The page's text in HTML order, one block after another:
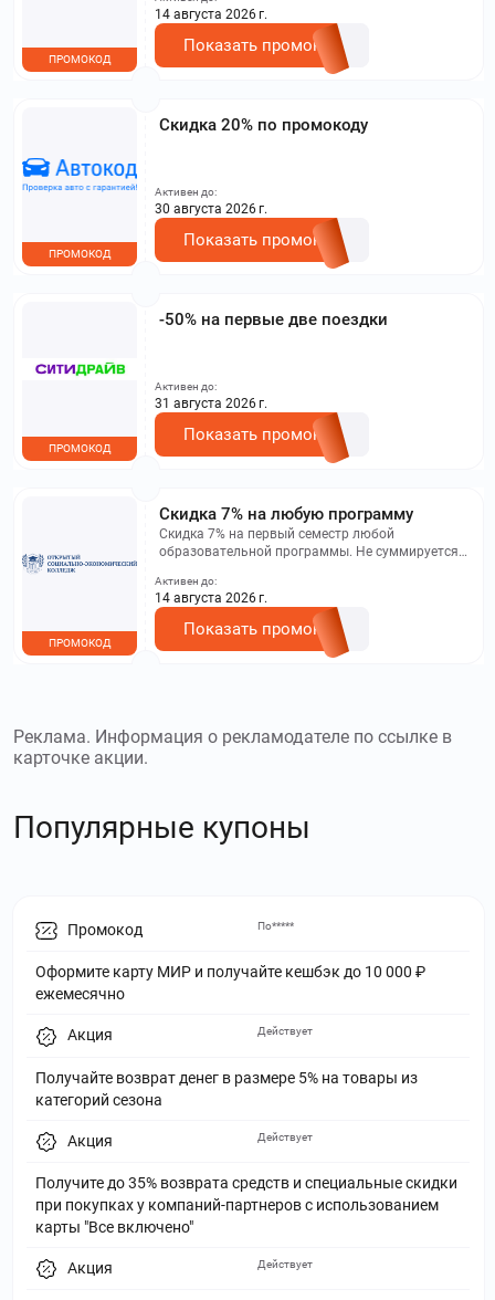
на сайте.
ПРОМОКОД
14 августа 2026 г.
Показать промокод
Скидка 20% по промокоду
ПРОМОКОД
Активен до:
30 августа 2026 г.
Показать промокод
-50% на первые две поездки
ПРОМОКОД
Активен до:
31 августа 2026 г.
Показать промокод
Скидка 7% на любую программу
Скидка 7% на первый семестр любой
образовательной программы. Не суммируется с
на сайте.
ПРОМОКОД
Активен до:
14 августа 2026 г.
Показать промокод
Реклама. Информация о рекламодателе по ссылке в
карточке акции.
Популярные купоны
Промокод
Оформите карту МИР и получайте кешбэк до 10 000 ₽
ежемесячно
По*****
Акция
Получайте возврат денег в размере 5% на товары из
категорий сезона
Действует
Акция
Получите до 35% возврата средств и специальные скидки
при покупках у компаний-партнеров с использованием
карты "Все включено"
Действует
Акция Действует